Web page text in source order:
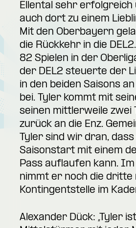
Ellental sehr erfolgreich
auch dort zu einem
Mit den Oberbayern
die Rückkehr in die
82 Spielen in der
der DEL2 steuerte der
in den beiden Saisons
bei. Tyler kommt mit
seinen mittlerweile zwei
zurück an die Enz.
Tyler sind wir dran,
Saisonstart mit einem
Pass auflaufen kann.
nimmt er noch die dritte
Kontingentstelle im
Alexander Dück: „Tyler